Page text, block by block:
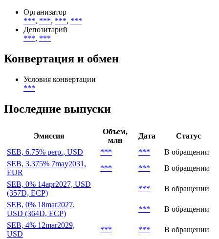
Организатор
***, ***, ***, ***
Депозитарий
***, ***
Конвертация и обмен
Условия конвертации
***
Последние выпуски
Эмиссия
Объем,
млн
Дата
Статус
SEB, 6.75% perp., USD
*** ***
В обращении
SEB, 3.375% 7may2031,
EUR
*** ***
В обращении
SEB, 0% 14apr2027, USD
(357D, ECP)
***
В обращении
SEB, 0% 18mar2027,
USD (364D, ECP)
***
В обращении
SEB, 4% 12mar2029,
USD
*** ***
В обращении